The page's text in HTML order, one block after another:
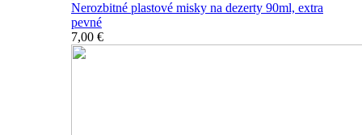
Nerozbitné plastové misky na dezerty 90ml, extra
pevné
7,00 €